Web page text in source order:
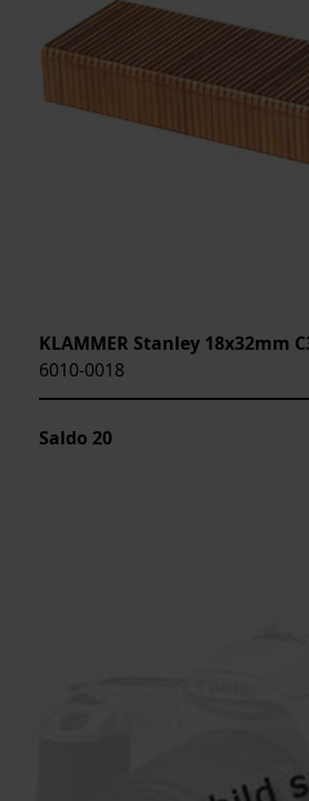
KLAMMER Stanley 18x32mm
6010-0018
Saldo 20